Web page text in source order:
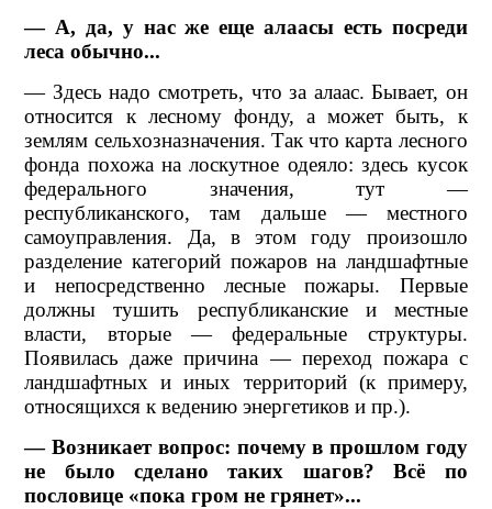
— А, да, у нас же еще алаасы есть посреди
леса обычно...
— Здесь надо смотреть, что за алаас. Бывает, он
относится к лесному фонду, а может быть, к
землям сельхозназначения. Так что карта лесного
фонда похожа на лоскутное одеяло: здесь кусок
федерального значения, тут —
республиканского, там дальше — местного
самоуправления. Да, в этом году произошло
разделение категорий пожаров на ландшафтные
и непосредственно лесные пожары. Первые
должны тушить республиканские и местные
власти, вторые — федеральные структуры.
Появилась даже причина — переход пожара с
ландшафтных и иных территорий (к примеру,
относящихся к ведению энергетиков и пр.).
— Возникает вопрос: почему в прошлом году
не было сделано таких шагов? Всё по
пословице «пока гром не грянет»...